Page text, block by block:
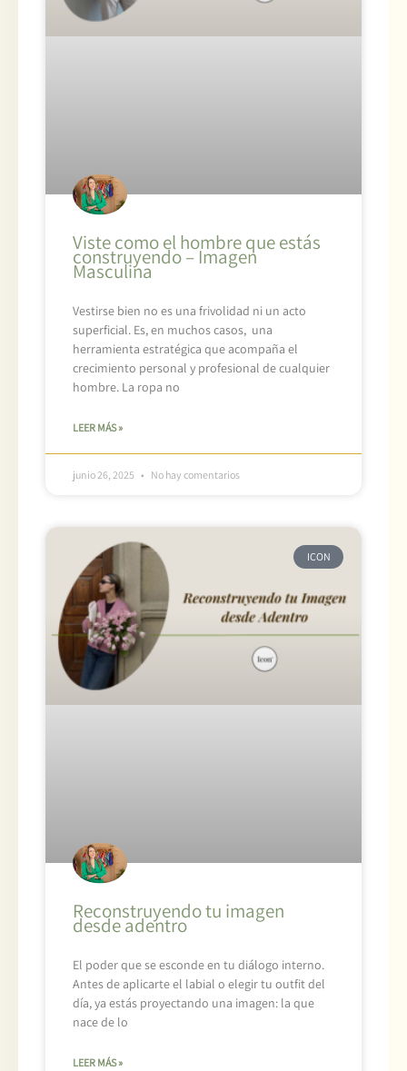
Viste como el hombre que estás
construyendo – Imagen
Masculina
Vestirse bien no es una frivolidad ni un acto
superficial. Es, en muchos casos, una
herramienta estratégica que acompaña el
crecimiento personal y profesional de cualquier
hombre. La ropa no
LEER MÁS »
junio 26, 2025 No hay comentarios
ICON
Reconstruyendo tu imagen
desde adentro
El poder que se esconde en tu diálogo interno.
Antes de aplicarte el labial o elegir tu outfit del
día, ya estás proyectando una imagen: la que
nace de lo
LEER MÁS »